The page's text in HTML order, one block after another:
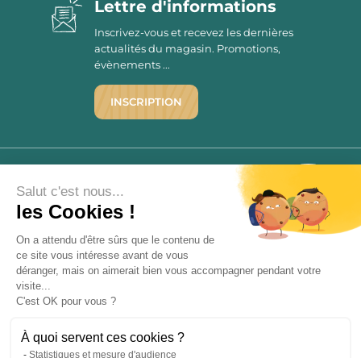
2779 AVIS
9.7/10
Lettre d'informations
Inscrivez-vous et recevez les dernières
actualités du magasin. Promotions,
évènements ...
INSCRIPTION
Qui sommes-nous ?
Mentions légales
Politique de confidentialité
FAQ
Salut c'est nous...
les Cookies !
On a attendu d'être sûrs que le contenu de
ce site vous intéresse avant de vous
déranger, mais on aimerait bien vous accompagner pendant votre
visite...
C'est OK pour vous ?
À quoi servent ces cookies ?
Statistiques et mesure d'audience